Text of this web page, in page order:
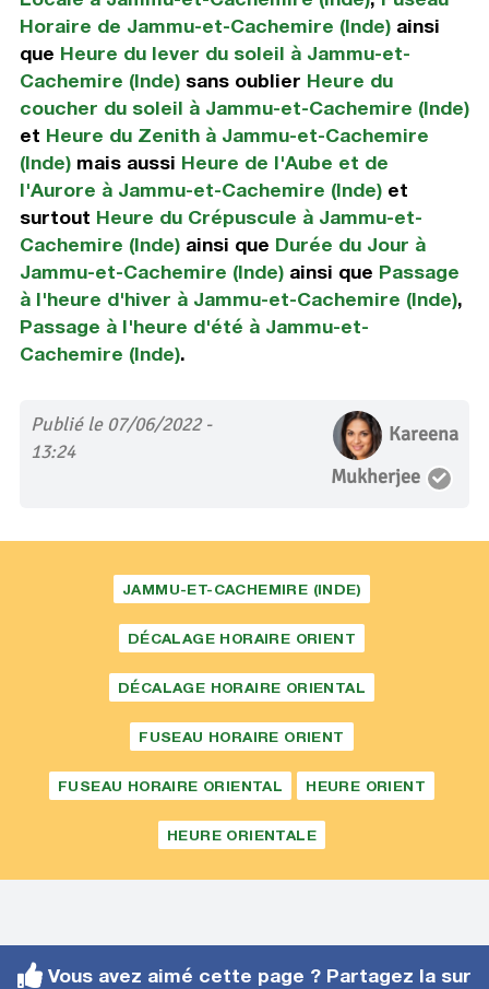
Horaire de Jammu-et-Cachemire (Inde)ainsi
que Heure du lever du soleil à Jammu-et-
Cachemire (Inde)sans oublier Heure du
coucher du soleil à Jammu-et-Cachemire (Inde)
et Heure du Zenith à Jammu-et-Cachemire
(Inde)mais aussi Heure de l'Aube et de
l'Aurore à Jammu-et-Cachemire (Inde)et
surtout Heure du Crépuscule à Jammu-et-
Cachemire (Inde)ainsi que Durée du Jour à
Jammu-et-Cachemire (Inde)ainsi que Passage
à l'heure d'hiver à Jammu-et-Cachemire (Inde),
Passage à l'heure d'été à Jammu-et-
Cachemire (Inde).
Publié le 07/06/2022 -
13:24
Kareena
Mukherjee
JAMMU-ET-CACHEMIRE (INDE)
DÉCALAGE HORAIRE ORIENT
DÉCALAGE HORAIRE ORIENTAL
FUSEAU HORAIRE ORIENT
FUSEAU HORAIRE ORIENTAL HEURE ORIENT
HEURE ORIENTALE
Vous avez aimé cette page ? Partagez la sur